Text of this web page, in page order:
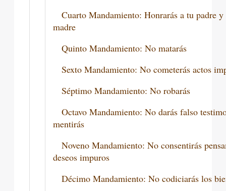
Cuarto Mandamiento: Honrarás a tu padre y
madre
Quinto Mandamiento: No matarás
Sexto Mandamiento: No cometerás actos
Séptimo Mandamiento: No robarás
Octavo Mandamiento: No darás falso
mentirás
Noveno Mandamiento: No consentirás
deseos impuros
Décimo Mandamiento: No codiciarás los